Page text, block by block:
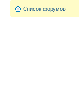
Список форумов